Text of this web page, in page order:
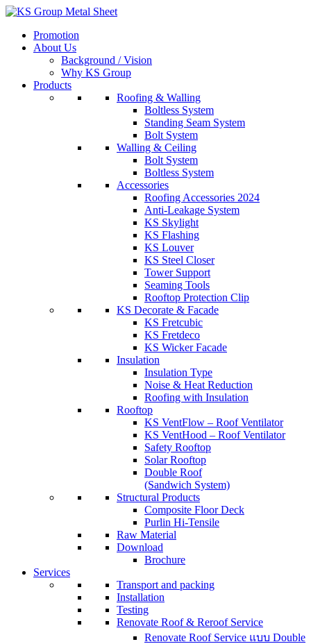
Skip
contentPromotion
About Us
Background / Vision
Why KS Group
Products
Roofing & Walling
Boltless System
Standing Seam System
Bolt System
Walling & Ceiling
Bolt System
Boltless System
Accessories
Roofing Accessories 2024
Anti-Leakage System
KS Skylight
KS Flashing
KS Louver
KS Steel Closer
Tower Support
Seaming Tools
Rooftop Protection Clip
KS Decorate & Facade
KS Fretcubic
KS Fretdeco
KS Wicker Facade
Insulation
Insulation Type
Noise & Heat Reduction
Roofing with Insulation
Rooftop
KS VentFlow – Roof Ventilator
KS VentHood – Roof Ventilator
Safety Rooftop
Solar Rooftop
Double Roof
(Sandwich System)
Structural Products
Composite Floor Deck
Purlin Hi-Tensile
Raw Material
Download
Brochure
Services
Transport and packing
Installation
Testing
Renovate Roof & Reroof Service
Renovate Roof Service แบบ Double